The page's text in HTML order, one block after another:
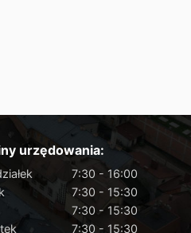
urzędowania:
7:30 - 16:00
7:30 - 15:30
7:30 - 15:30
7:30 - 15:30